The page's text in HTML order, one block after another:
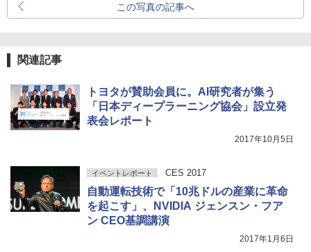
この写真の記事へ
関連記事
トヨタが賛助会員に。AI研究者が集う
「日本ディープラーニング協会」設立発
表会レポート
2017年10月5日
イベントレポート CES 2017
自動運転技術で「10兆ドルの産業に革命
を起こす」、NVIDIA ジェンスン・フア
ン CEO基調講演
2017年1月6日